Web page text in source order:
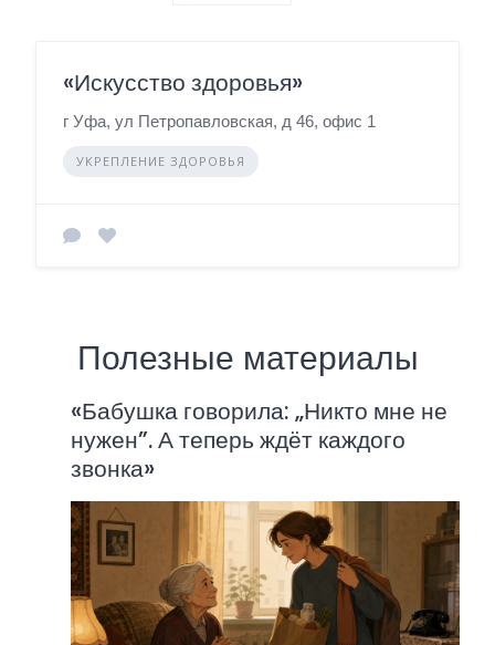
«Искусство здоровья»
г Уфа, ул Петропавловская, д 46, офис 1
УКРЕПЛЕНИЕ ЗДОРОВЬЯ
Полезные материалы
«Бабушка говорила: „Никто мне не
нужен”. А теперь ждёт каждого
звонка»